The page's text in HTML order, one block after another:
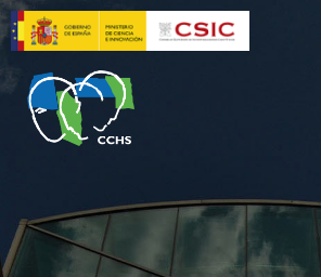
Pasar
al
contenido
principal